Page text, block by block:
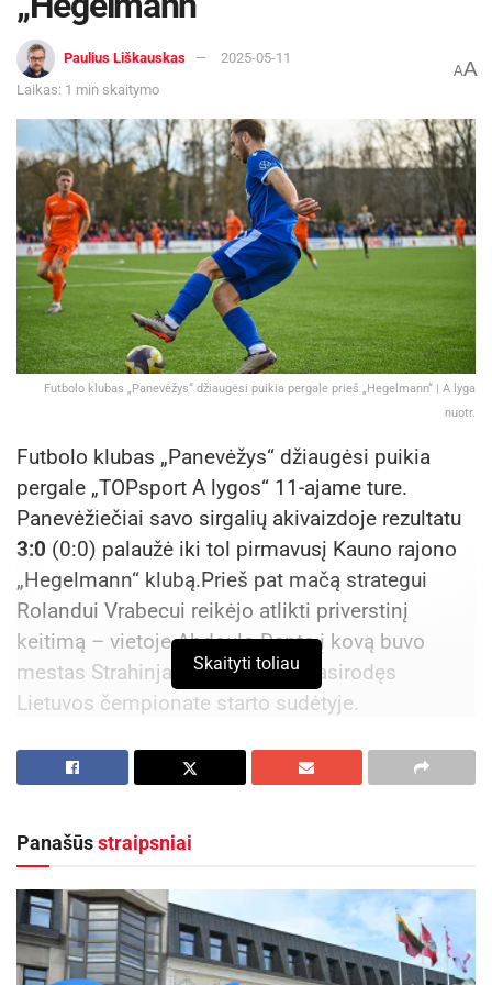
Paulius Liškauskas
2025-05-11
Laikas: 1 min skaitymo
AA
Futbolo klubas „Panevėžys“ džiaugėsi puikia pergale prieš „Hegelmann“ | A lyga
nuotr.
Futbolo klubas „Panevėžys“ džiaugėsi puikia
pergale „TOPsport A lygos“ 11-ajame ture.
Panevėžiečiai savo sirgalių akivaizdoje rezultatu
3:0 (0:0) palaužė iki tol pirmavusį Kauno rajono
„Hegelmann“ klubą.Prieš pat mačą strategui
Rolandui Vrabecui reikėjo atlikti priverstinį
keitimą – vietoje Abdoulo Dante į kovą buvo
mestas Strahinja Kerkezas, vėl pasirodęs
Lietuvos čempionate starto sudėtyje.
Pirmame kėlinyje vienu grėsmingu išpuoliu
pasižymėjo į vartus nepataikęs Salomonas
Pavle Radunovičiaus perdavimo. Varžovai
ne vieną aštrų perdavimą į baudos aikštelę.
Po pertraukos komandos žaidė lygiai, sykį
Skaityti toliau
Panašūsstraipsniai